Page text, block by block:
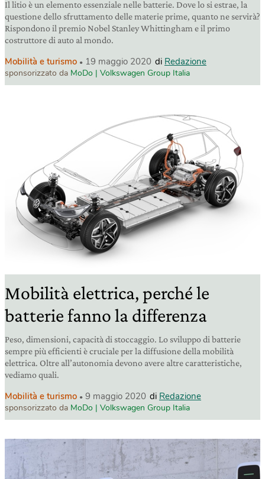
Il litio è un elemento essenziale nelle batterie. Dove lo si estrae, la
questione dello sfruttamento delle materie prime, quanto ne servirà?
Rispondono il premio Nobel Stanley Whittingham e il primo
costruttore di auto al mondo.
Mobilità e turismo 19 maggio 2020 di Redazione
sponsorizzato da MoDo | Volkswagen Group Italia
Mobilità elettrica, perché le
batterie fanno la differenza
Peso, dimensioni, capacità di stoccaggio. Lo sviluppo di batterie
sempre più efficienti è cruciale per la diffusione della mobilità
elettrica. Oltre all’autonomia devono avere altre caratteristiche,
vediamo quali.
Mobilità e turismo 9 maggio 2020 di Redazione
sponsorizzato da MoDo | Volkswagen Group Italia